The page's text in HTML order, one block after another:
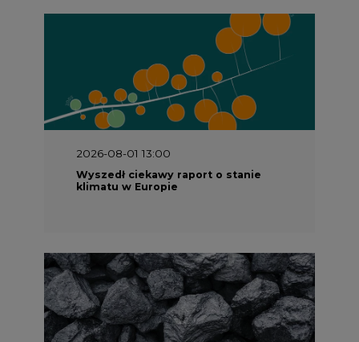
2026-08-01 13:00
Wyszedł ciekawy raport o stanie
klimatu w Europie